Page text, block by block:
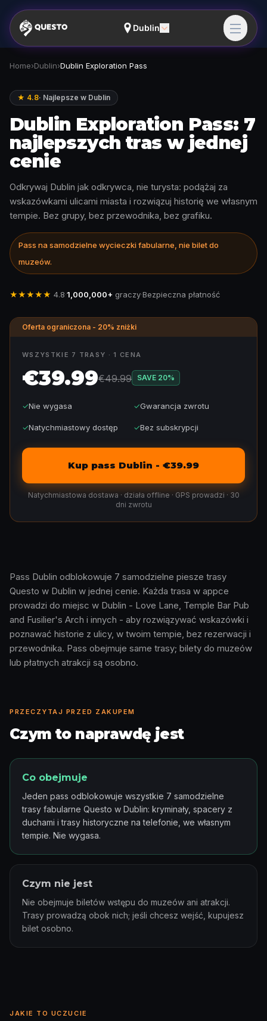
Dublin
Home›Dublin›Dublin Exploration Pass
★ 4.8· Najlepsze w Dublin
Dublin Exploration Pass: 7
najlepszych tras w jednej
cenie
Odkrywaj Dublin jak odkrywca, nie turysta: podążaj za
wskazówkami ulicami miasta i rozwiązuj historię we własnym
tempie. Bez grupy, bez przewodnika, bez grafiku.
Pass na samodzielne wycieczki fabularne, nie bilet do
muzeów.
★★★★★ 4.8·1,000,000+ graczy·Bezpieczna płatność
Oferta ograniczona - 20% zniżki
WSZYSTKIE 7 TRASY · 1 CENA
€39.99€49.99 SAVE 20%
✓Nie wygasa ✓Gwarancja zwrotu
✓Natychmiastowy dostęp ✓Bez subskrypcji
Kup pass Dublin - €39.99
Natychmiastowa dostawa · działa offline · GPS prowadzi · 30
dni zwrotu
Pass Dublin odblokowuje 7 samodzielne piesze trasy
Questo w Dublin w jednej cenie. Każda trasa w appce
prowadzi do miejsc w Dublin - Love Lane, Temple Bar Pub
and Fusilier's Arch i innych - aby rozwiązywać wskazówki i
poznawać historie z ulicy, w twoim tempie, bez rezerwacji i
przewodnika. Pass obejmuje same trasy; bilety do muzeów
lub płatnych atrakcji są osobno.
PRZECZYTAJ PRZED ZAKUPEM
Czym to naprawdę jest
Co obejmuje
Jeden pass odblokowuje wszystkie 7 samodzielne
trasy fabularne Questo w Dublin: kryminały, spacery z
duchami i trasy historyczne na telefonie, we własnym
tempie. Nie wygasa.
Czym nie jest
Nie obejmuje biletów wstępu do muzeów ani atrakcji.
Trasy prowadzą obok nich; jeśli chcesz wejść, kupujesz
bilet osobno.
JAKIE TO UCZUCIE